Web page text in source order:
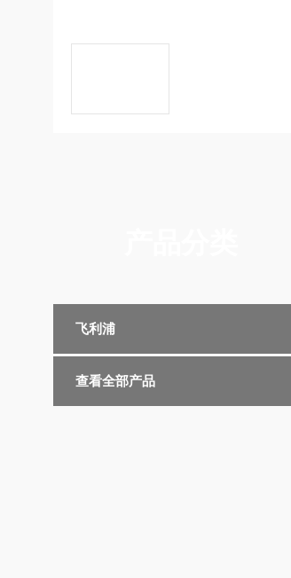
飞利浦
查看全部产品